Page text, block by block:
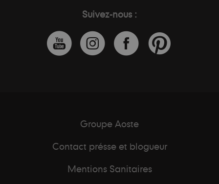
Suivez-nous :
Groupe Aoste
Contact présse et blogueur
Mentions Sanitaires